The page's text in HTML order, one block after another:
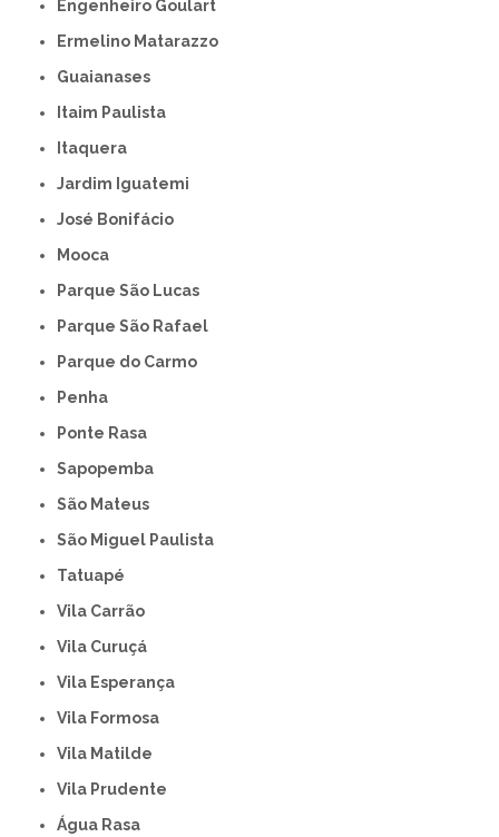
Engenheiro Goulart
Ermelino Matarazzo
Guaianases
Itaim Paulista
Itaquera
Jardim Iguatemi
José Bonifácio
Mooca
Parque São Lucas
Parque São Rafael
Parque do Carmo
Penha
Ponte Rasa
Sapopemba
São Mateus
São Miguel Paulista
Tatuapé
Vila Carrão
Vila Curuçá
Vila Esperança
Vila Formosa
Vila Matilde
Vila Prudente
Água Rasa